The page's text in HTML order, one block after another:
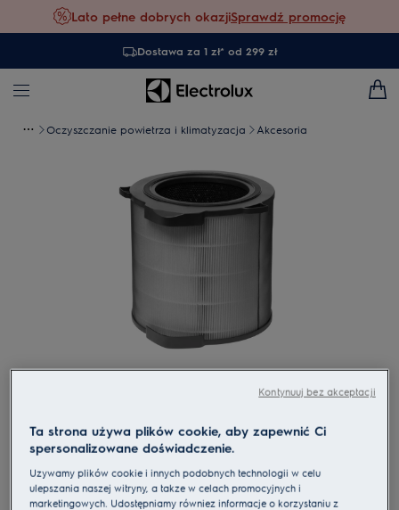
Lato pełne dobrych okazjiSprawdź promocję
Dostawa za 1 zł* od 299 zł
Oczyszczanie powietrza i klimatyzacja Akcesoria
EFDBTH4
Filtr do oczyszczacza powietrza -
antyalergiczny BREATHE360 400
Ta strona używa plików cookie, aby zapewnić Ci
spersonalizowane doświadczenie.
Używamy plików cookie i innych podobnych technologii w celu
ulepszania naszej witryny, a także w celach promocyjnych i
marketingowych. Udostępniamy również informacje o korzystaniu z
Kontynuuj bez akceptacji